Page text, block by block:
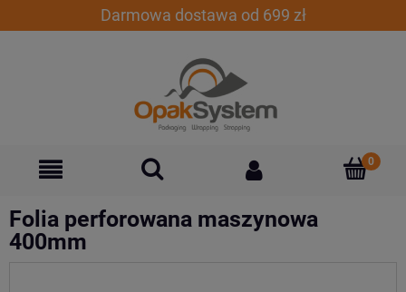
Darmowa dostawa od 699 zł
Folia perforowana maszynowa
400mm